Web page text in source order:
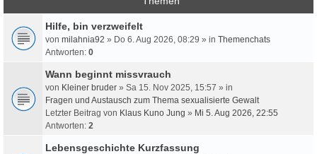
Hilfe, bin verzweifelt
von milahnia92 » Do 6. Aug 2026, 08:29 » in Themenchats
Antworten: 0
Wann beginnt missvrauch
von Kleiner bruder » Sa 15. Nov 2025, 15:57 » in
Fragen und Austausch zum Thema sexualisierte Gewalt
Letzter Beitrag von Klaus Kuno Jung » Mi 5. Aug 2026, 22:55
Antworten: 2
Lebensgeschichte Kurzfassung